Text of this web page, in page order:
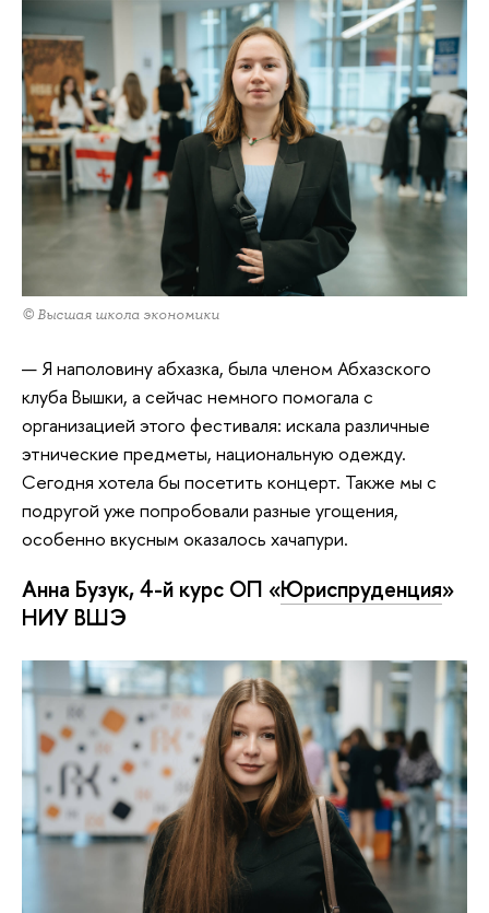
© Высшая школа экономики
— Я наполовину абхазка, была членом Абхазского
клуба Вышки, а сейчас немного помогала с
организацией этого фестиваля: искала различные
этнические предметы, национальную одежду.
Сегодня хотела бы посетить концерт. Также мы с
подругой уже попробовали разные угощения,
особенно вкусным оказалось хачапури.
Анна Бузук, 4-й курс ОП «Юриспруденция»
НИУ ВШЭ